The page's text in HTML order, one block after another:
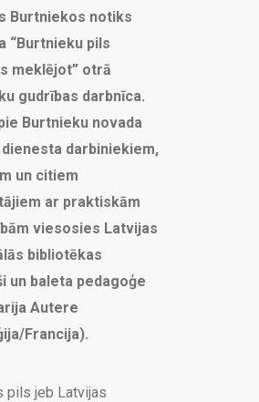
Burtniekos notiks
“Burtnieku pils
meklējot” otrā
gudrības darbnīca.
Burtnieku novada
darbiniekiem,
un citiem
ar praktiskām
viesosies Latvijas
bibliotēkas
un baleta pedagoģe
Autere
Francija).
pils jeb Latvijas